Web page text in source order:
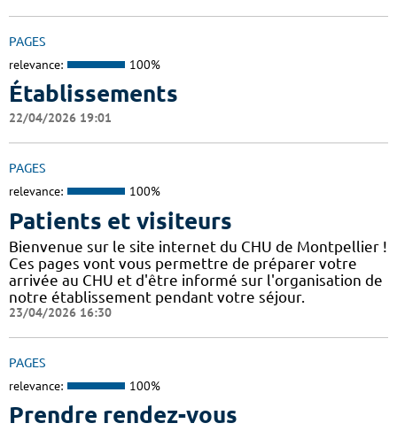
PAGES
relevance: 100%
Établissements
22/04/2026 19:01
PAGES
relevance: 100%
Patients et visiteurs
Bienvenue sur le site internet du CHU de Montpellier !
Ces pages vont vous permettre de préparer votre
arrivée au CHU et d'être informé sur l'organisation de
notre établissement pendant votre séjour.
23/04/2026 16:30
PAGES
relevance: 100%
Prendre rendez-vous